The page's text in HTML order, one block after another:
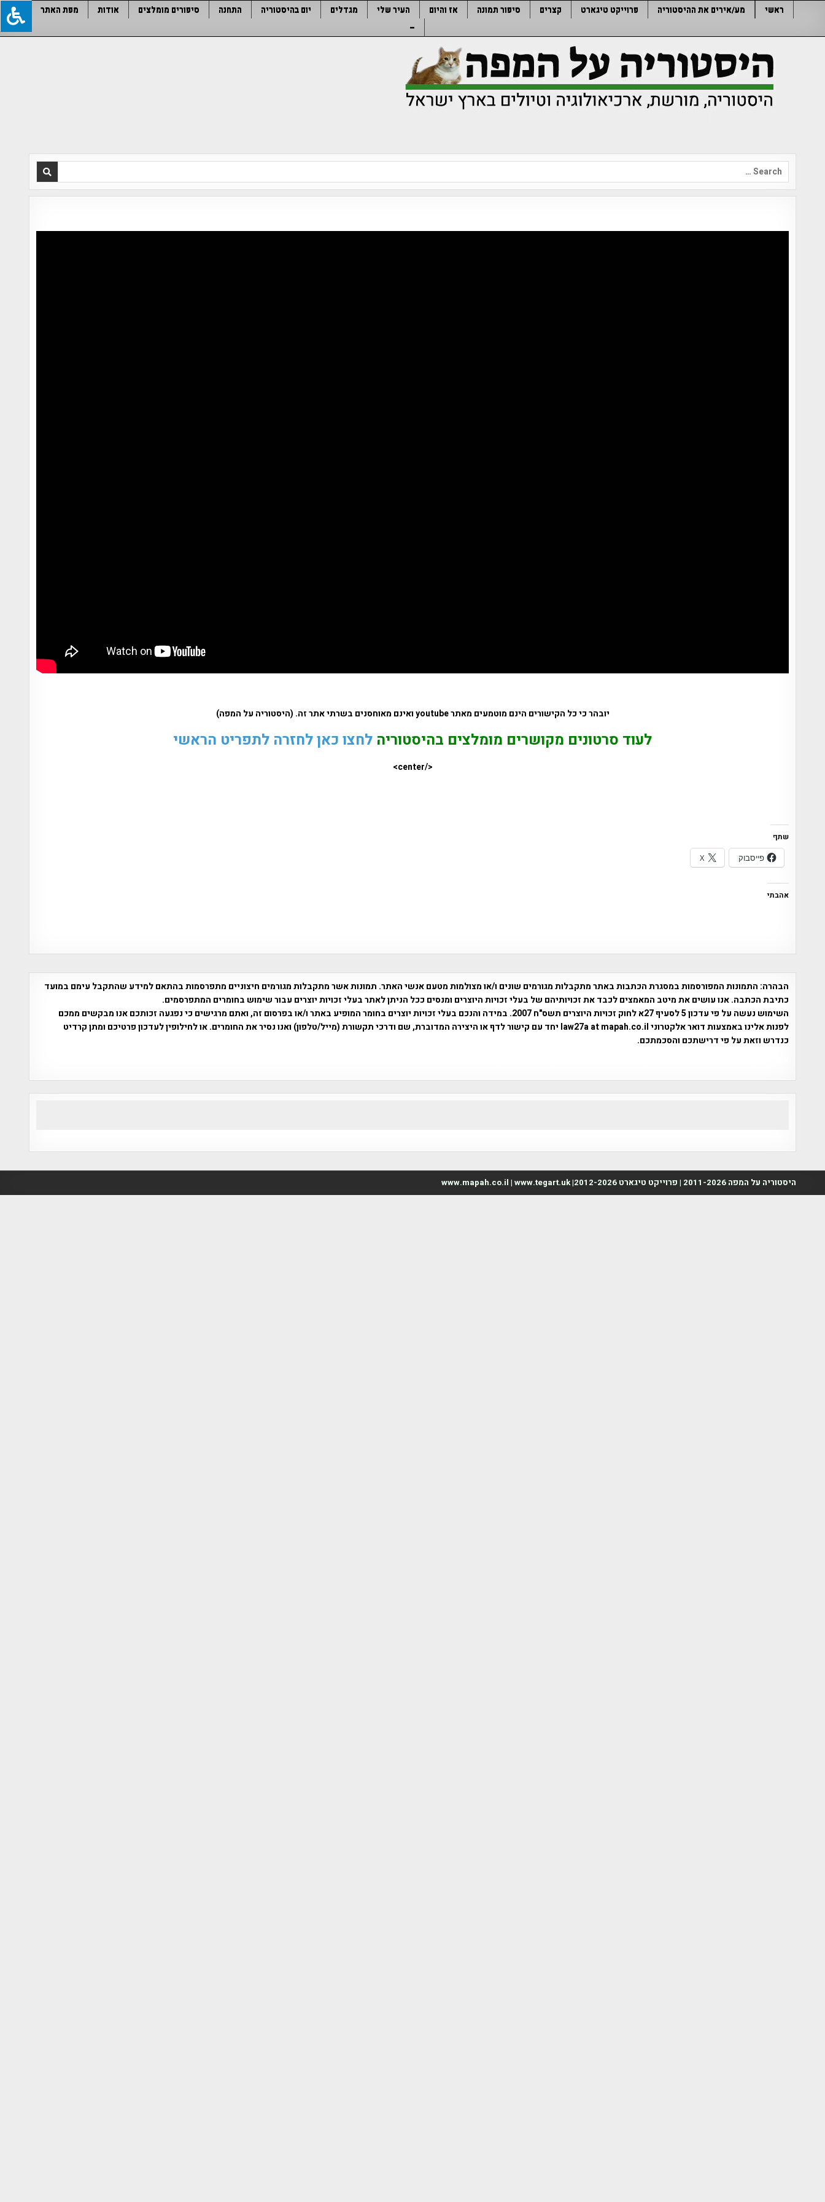
ראשי מע/אירים את ההיסטוריה פרוייקט טיגארט קצרים סיפור תמונה אז והיום העיר שלי מגדלים יום בהיסטוריה התחנה סיפורים מומלצים אודות
מפת האתר
–
Search
for:
יובהר כי כל הקישורים הינם מוטמעים מאתר youtube ואינם מאוחסנים בשרתי אתר זה. (היסטוריה על המפה)
לעוד סרטונים מקושרים מומלצים בהיסטוריה לחצו כאן לחזרה לתפריט הראשי
</center>
שתף
פייסבוק
X
אהבתי
הבהרה: התמונות המפורסמות במסגרת הכתבות באתר מתקבלות מגורמים שונים ו/או מצולמות מטעם אנשי האתר. תמונות אשר מתקבלות מגורמים חיצוניים מתפרסמות בהתאם למידע שהתקבל עימם במועד
כתיבת הכתבה. אנו עושים את מיטב המאמצים לכבד את זכויותיהם של בעלי זכויות היוצרים ומנסים ככל הניתן לאתר בעלי זכויות יוצרים עבור שימוש בחומרים המתפרסמים.
השימוש נעשה על פי עדכון 5 לסעיף 27א לחוק זכויות היוצרים תשס"ח 2007. במידה והנכם בעלי זכויות יוצרים בחומר המופיע באתר ו/או בפרסום זה, ואתם מרגישים כי נפגעה זכותכם אנו מבקשים ממכם
לפנות אלינו באמצעות דואר אלקטרוני law27a at mapah.co.il יחד עם קישור לדף או היצירה המדוברת, שם ודרכי תקשורת (מייל/טלפון) ואנו נסיר את החומרים. או לחילופין לעדכון פרטיכם ומתן קרדיט
כנדרש וזאת על פי דרישתכם והסכמתכם.
היסטוריה על המפה 2011-2026 | פרוייקט טיגארט 2012-2026| www.mapah.co.il | www.tegart.uk